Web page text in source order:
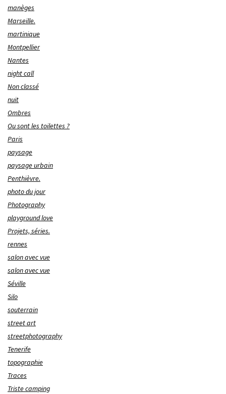
manèges
Marseille.
martinique
Montpellier
Nantes
night call
Non classé
nuit
Ombres
Ou sont les toilettes ?
Paris
paysage
paysage urbain
Penthièvre.
photo du jour
Photography
playground love
Projets, séries.
rennes
salon avec vue
salon avec vue
Séville
Silo
souterrain
street art
streetphotography
Tenerife
topographie
Traces
Triste camping